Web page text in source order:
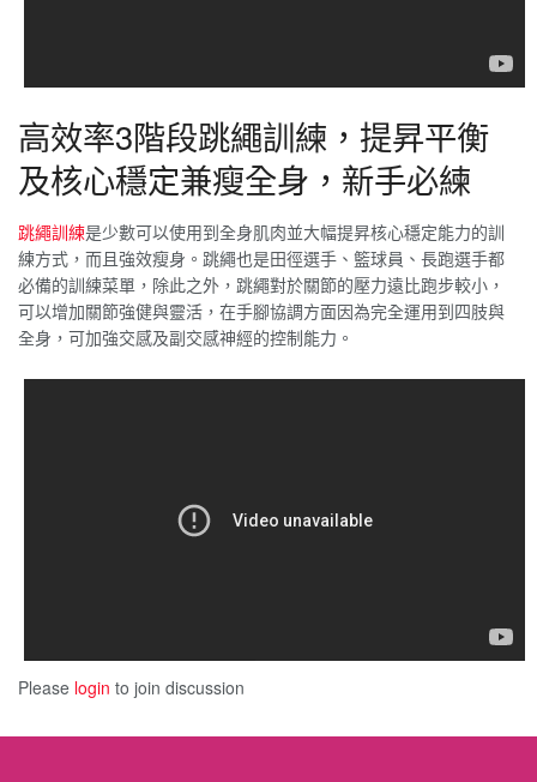
高效率3階段跳繩訓練，提昇平衡
及核心穩定兼瘦全身，新手必練
跳繩訓練是少數可以使用到全身肌肉並大幅提昇核心穩定能力的訓
練方式，而且強效瘦身。跳繩也是田徑選手、籃球員、長跑選手都
必備的訓練菜單，除此之外，跳繩對於關節的壓力遠比跑步較小，
可以增加關節強健與靈活，在手腳協調方面因為完全運用到四肢與
全身，可加強交感及副交感神經的控制能力。
Please login to join discussion